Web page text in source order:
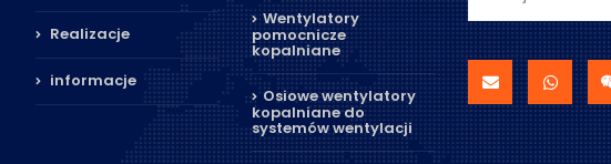
Realizacje
informacje
Wentylatory
pomocnicze
kopalniane
Osiowe wentylatory
kopalniane do
systemów wentylacji